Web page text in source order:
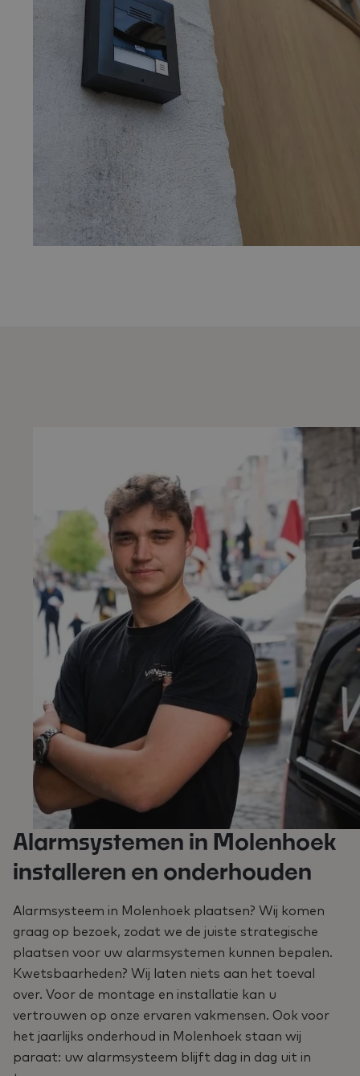
Alarmsystemen in Molenhoek
installeren en onderhouden
Alarmsysteem in Molenhoek plaatsen? Wij komen
graag op bezoek, zodat we de juiste strategische
plaatsen voor uw alarmsystemen kunnen bepalen.
Kwetsbaarheden? Wij laten niets aan het toeval
over. Voor de montage en installatie kan u
vertrouwen op onze ervaren vakmensen. Ook voor
het jaarlijks onderhoud in Molenhoek staan wij
paraat: uw alarmsysteem blijft dag in dag uit in